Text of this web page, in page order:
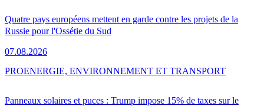
Quatre pays européens mettent en garde contre les projets de la
Russie pour l'Ossétie du Sud
07.08.2026
Panneaux solaires et puces : Trump impose 15% de taxes sur le
PROENERGIE, ENVIRONNEMENT ET TRANSPORT